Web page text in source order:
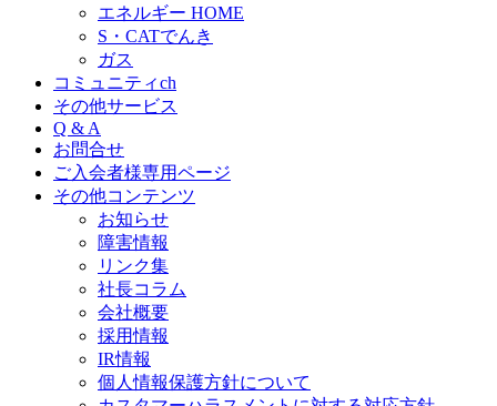
エネルギー HOME
S・CATでんき
ガス
コミュニティch
その他サービス
Q & A
お問合せ
ご入会者様専用ページ
その他コンテンツ
お知らせ
障害情報
リンク集
社長コラム
会社概要
採用情報
IR情報
個人情報保護方針について